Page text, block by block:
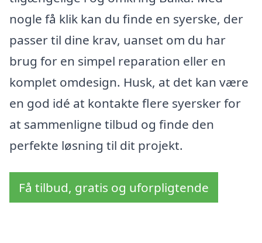
nogle få klik kan du finde en syerske, der
passer til dine krav, uanset om du har
brug for en simpel reparation eller en
komplet omdesign. Husk, at det kan være
en god idé at kontakte flere syersker for
at sammenligne tilbud og finde den
perfekte løsning til dit projekt.
Få tilbud, gratis og uforpligtende